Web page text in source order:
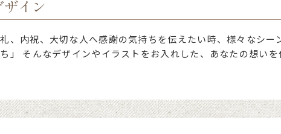
イン
、内祝、大切な人へ感謝の気持ちを伝えたい時、様々なシー
」 そんなデザインやイラストをお入れした、あなたの想い